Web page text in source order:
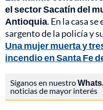
el sector Sacatín del
Antioquia. En la casa
sargento de la policía y
Una mujer muerta y
incendio en Santa Fe
Síganos en nuestro
noticias de mayor interés